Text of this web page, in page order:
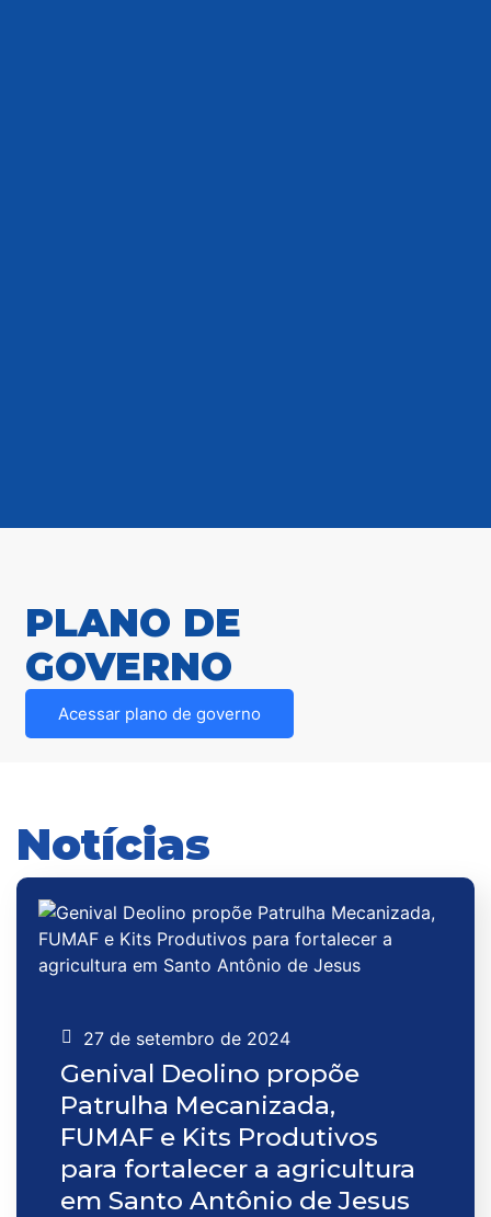
PLANO DE
GOVERNO
Acessar plano de governo
Notícias
27 de setembro de 2024
Genival Deolino propõe
Patrulha Mecanizada,
FUMAF e Kits Produtivos
para fortalecer a agricultura
em Santo Antônio de Jesus